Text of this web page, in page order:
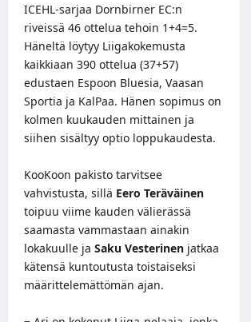
ICEHL-sarjaa Dornbirner EC:n
riveissä 46 ottelua tehoin 1+4=5.
Häneltä löytyy Liigakokemusta
kaikkiaan 390 ottelua (37+57)
edustaen Espoon Bluesia, Vaasan
Sportia ja KalPaa. Hänen sopimus on
kolmen kuukauden mittainen ja
siihen sisältyy optio loppukaudesta.
KooKoon pakisto tarvitsee
vahvistusta, sillä Eero Teräväinen
toipuu viime kauden välierässä
saamasta vammastaan ainakin
lokakuulle ja Saku Vesterinen jatkaa
kätensä kuntoutusta toistaiseksi
määrittelemättömän ajan.